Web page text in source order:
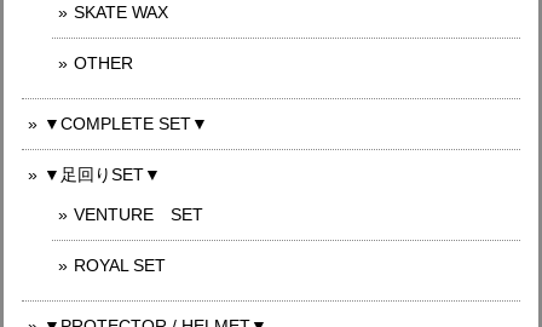
SKATE WAX
OTHER
▼COMPLETE SET▼
▼足回りSET▼
VENTURE SET
ROYAL SET